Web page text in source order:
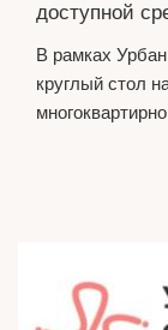
доступной
В рамках
круглый стол